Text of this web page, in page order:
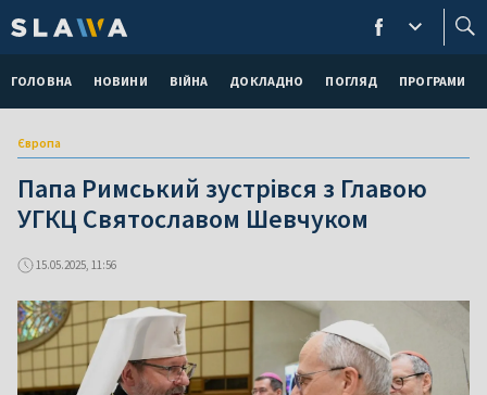
ГОЛОВНА НОВИНИ ВІЙНА ДОКЛАДНО ПОГЛЯД ПРОГРАМИ
Європа
Папа Римський зустрівся з Главою
УГКЦ Святославом Шевчуком
15.05.2025, 11:56